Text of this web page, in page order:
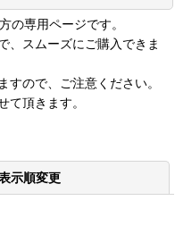
専用ページです。
、スムーズにご購入できま
ので、ご注意ください。
頂きます。
示順変更